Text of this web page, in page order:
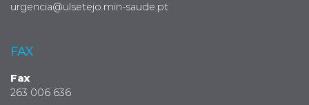
urgencia@ulsetejo.min-saude.pt
FAX
Fax
263 006 636